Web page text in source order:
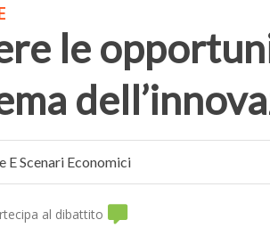
le
Scenari Economici
al dibattito